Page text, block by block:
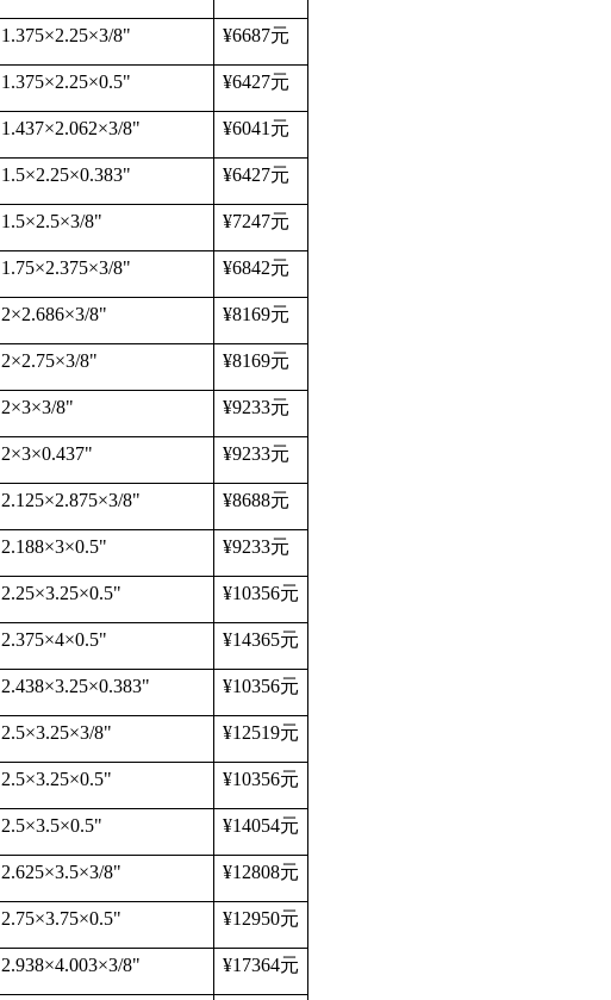
1.375×2.25×3/8" ¥6687元
1.375×2.25×0.5" ¥6427元
1.437×2.062×3/8" ¥6041 元
1.5×2.25×0.383" ¥6427元
1.5×2.5×3/8" ¥7247元
1.75×2.375×3/8" ¥6842元
2×2.686×3/8" ¥8169元
2×2.75×3/8" ¥8169元
2×3×3/8" ¥9233元
2×3×0.437" ¥9233元
2.125×2.875×3/8" ¥8688元
2.188×3×0.5" ¥9233元
2.25×3.25×0.5" ¥10356元
2.375×4×0.5" ¥14365元
2.438×3.25×0.383" ¥10356元
2.5×3.25×3/8" ¥12519元
2.5×3.25×0.5" ¥10356元
2.5×3.5×0.5" ¥14054元
2.625×3.5×3/8" ¥12808元
2.75×3.75×0.5" ¥12950元
2.938×4.003×3/8" ¥17364元